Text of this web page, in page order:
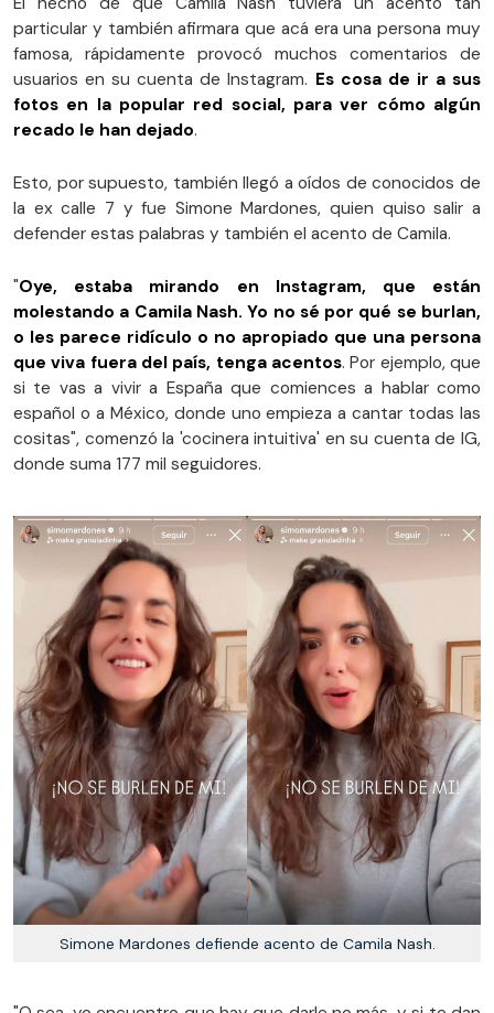
particular y también afirmara que acá era una persona muy
famosa, rápidamente provocó muchos comentarios de
usuarios en su cuenta de Instagram. Es cosa de ir a sus
fotos en la popular red social, para ver cómo algún
recado le han dejado.
Esto, por supuesto, también llegó a oídos de conocidos de
la ex calle 7 y fue Simone Mardones, quien quiso salir a
defender estas palabras y también el acento de Camila.
"Oye, estaba mirando en Instagram, que están
molestando a Camila Nash. Yo no sé por qué se burlan,
o les parece ridículo o no apropiado que una persona
que viva fuera del país, tenga acentos. Por ejemplo, que
si te vas a vivir a España que comiences a hablar como
español o a México, donde uno empieza a cantar todas las
cositas", comenzó la 'cocinera intuitiva' en su cuenta de IG,
donde suma 177 mil seguidores.
Simone Mardones defiende acento de Camila Nash.